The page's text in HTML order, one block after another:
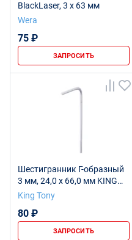
BlackLaser, 3 x 63 мм
Wera
75 ₽
ЗАПРОСИТЬ
Шестигранник Г-образный
3 мм, 24,0 х 66,0 мм KING
TONY 114503M
King Tony
80 ₽
ЗАПРОСИТЬ